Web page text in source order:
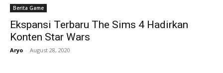
Berita Game
Ekspansi Terbaru The Sims 4 Hadirkan
Konten Star Wars
Aryo - August 28, 2020